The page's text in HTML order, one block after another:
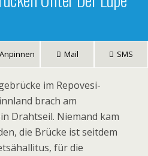
Anpinnen Mail SMS
im Repovesi-
brach am
Drahtseil. Niemand kam
die Brücke ist seitdem
für die